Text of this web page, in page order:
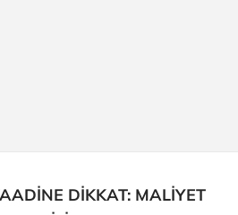
DİKKAT: MALİYET